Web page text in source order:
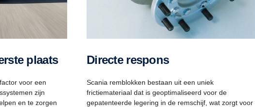
plaats
voor een
zijn
en te zorgen
Directe respons
Scania remblokken bestaan uit een uniek
frictiemateriaal dat is geoptimaliseerd voor de
gepatenteerde legering in de remschijf, wat zorgt voor